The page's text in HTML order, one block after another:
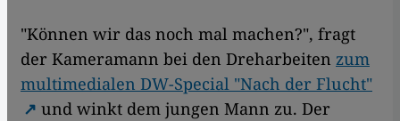
"Können wir das noch mal machen?", fragt
der Kameramann bei den Dreharbeiten zum
multimedialen DW-Special "Nach der Flucht"
und winkt dem jungen Mann zu. Der